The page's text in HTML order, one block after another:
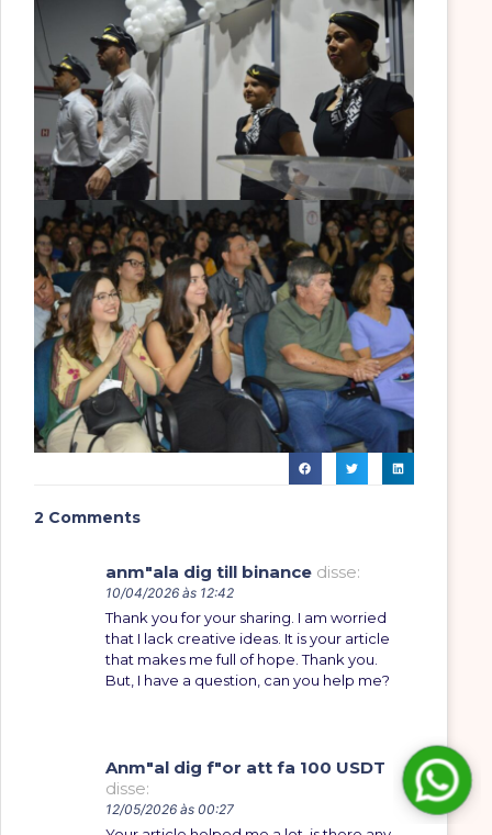
2 Comments
anm"ala dig till binance disse:
10/04/2026 às 12:42
Thank you for your sharing. I am worried
that I lack creative ideas. It is your article
that makes me full of hope. Thank you.
But, I have a question, can you help me?
Anm"al dig f"or att fa 100 USDT
disse:
12/05/2026 às 00:27